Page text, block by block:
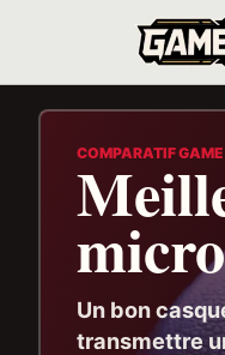
Game
Over
COMPARATIF
Un bon
transmettre